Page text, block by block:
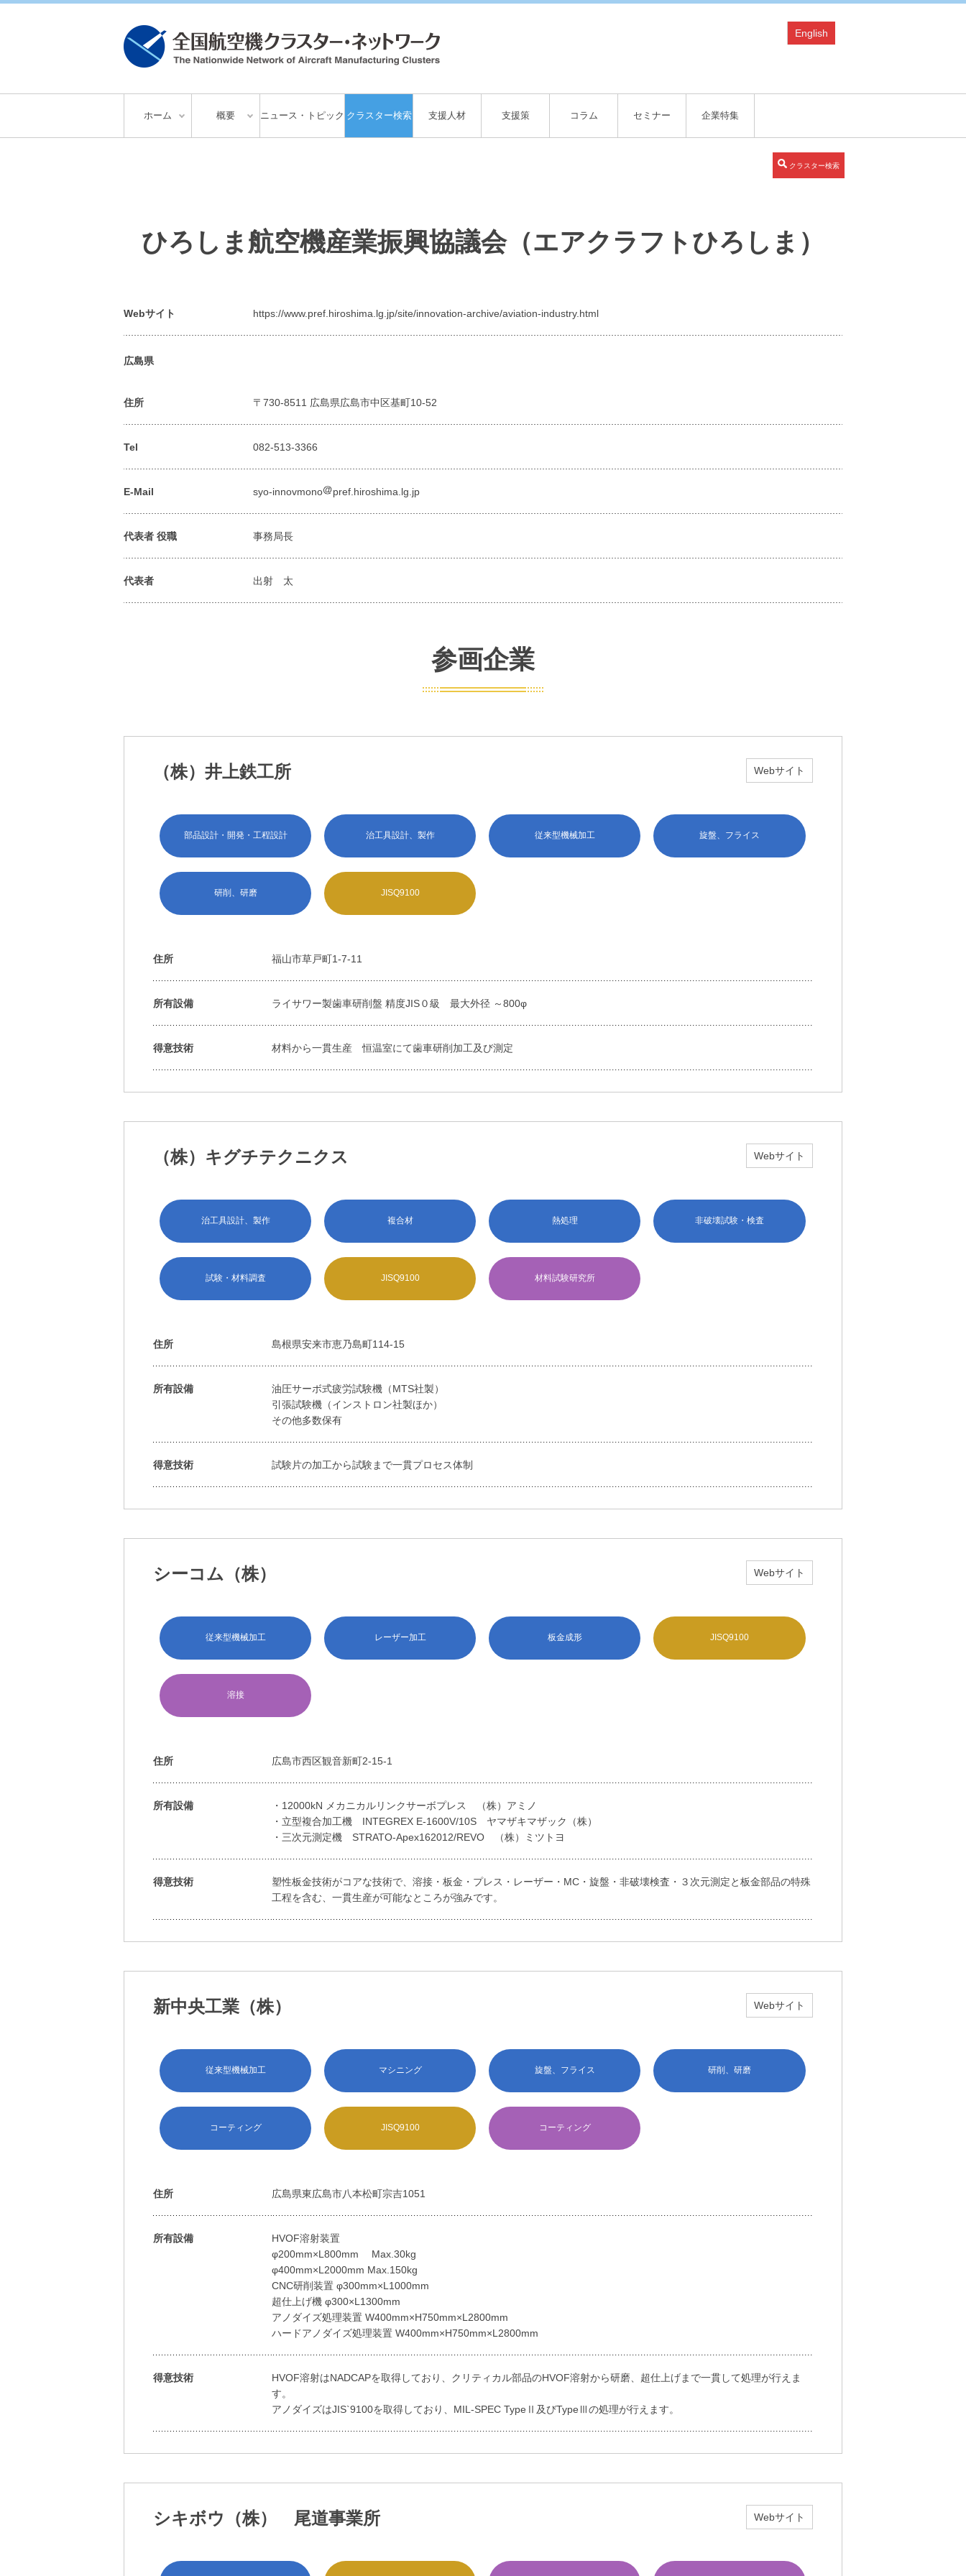
English
ホーム 概要 ニュース・トピック クラスター検索 支援人材 支援策 コラム セミナー 企業特集
クラスター検索
ひろしま航空機産業振興協議会（エアクラフトひろしま）
Webサイト https://www.pref.hiroshima.lg.jp/site/innovation-archive/aviation-industry.html
広島県
住所 〒730-8511 広島県広島市中区基町10-52
Tel 082-513-3366
E-Mail syo-innovmono pref.hiroshima.lg.jp
代表者 役職 事務局長
代表者 出射 太
参画企業
（株）井上鉄工所 Webサイト
部品設計・開発・工程設計 治工具設計、製作 従来型機械加工 旋盤、フライス
研削、研磨 JISQ9100
住所 福山市草戸町1-7-11
所有設備 ライサワー製歯車研削盤 精度JIS０級 最大外径 ～800φ
得意技術 材料から一貫生産 恒温室にて歯車研削加工及び測定
（株）キグチテクニクス Webサイト
治工具設計、製作 複合材 熱処理 非破壊試験・検査
試験・材料調査 JISQ9100 材料試験研究所
住所 島根県安来市恵乃島町114-15
所有設備
油圧サーボ式疲労試験機（MTS社製）
引張試験機（インストロン社製ほか）
その他多数保有
得意技術 試験片の加工から試験まで一貫プロセス体制
シーコム（株） Webサイト
従来型機械加工 レーザー加工 板金成形 JISQ9100
溶接
住所 広島市西区観音新町2-15-1
所有設備
・12000kN メカニカルリンクサーボプレス （株）アミノ
・立型複合加工機 INTEGREX E-1600V/10S ヤマザキマザック（株）
・三次元測定機 STRATO-Apex162012/REVO （株）ミツトヨ
得意技術
塑性板金技術がコアな技術で、溶接・板金・プレス・レーザー・MC・旋盤・非破壊検査・３次元測定と板金部品の特殊
工程を含む、一貫生産が可能なところが強みです。
新中央工業（株） Webサイト
従来型機械加工 マシニング 旋盤、フライス 研削、研磨
コーティング JISQ9100 コーティング
住所 広島県東広島市八本松町宗吉1051
所有設備
HVOF溶射装置
φ200mm×L800mm Max.30kg
φ400mm×L2000mm Max.150kg
CNC研削装置 φ300mm×L1000mm
超仕上げ機 φ300×L1300mm
アノダイズ処理装置 W400mm×H750mm×L2800mm
ハードアノダイズ処理装置 W400mm×H750mm×L2800mm
得意技術
HVOF溶射はNADCAPを取得しており、クリティカル部品のHVOF溶射から研磨、超仕上げまで一貫して処理が行えま
す。
アノダイズはJIS`9100を取得しており、MIL-SPEC TypeⅡ及びTypeⅢの処理が行えます。
シキボウ（株） 尾道事業所 Webサイト